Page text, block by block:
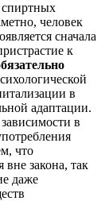
спиртных
человек
сначала
к
в
адаптации.
в
что
вне закона, так
даже